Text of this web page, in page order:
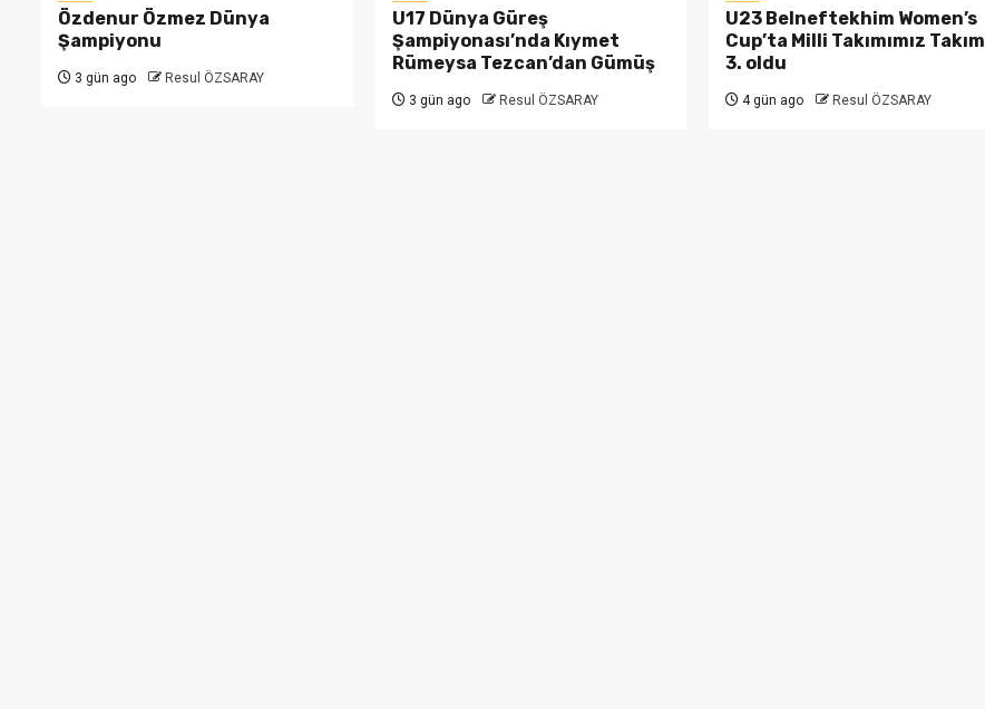
Özdenur Özmez Dünya
Şampiyonu
3 gün ago Resul ÖZSARAY
U17 Dünya Güreş
Şampiyonası’nda Kıymet
Rümeysa Tezcan’dan Gümüş
3 gün ago Resul ÖZSARAY
U23 Belneftekhim Women’s
Cup’ta Milli Takımımız Takım
3. oldu
4 gün ago Resul ÖZSARAY